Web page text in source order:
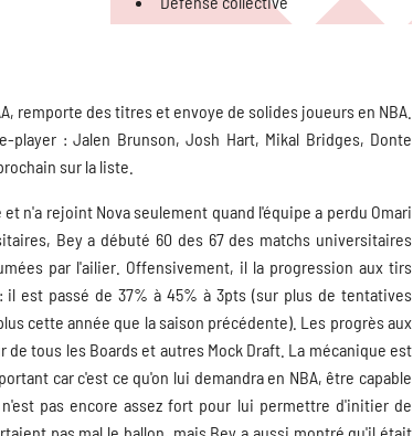
remporte des titres et envoye de solides joueurs en NBA.
: Jalen Brunson, Josh Hart, Mikal Bridges, Donte
sur la liste.
n'a rejoint Nova seulement quand l'équipe a perdu Omari
Bey a débuté 60 des 67 des matchs universitaires
par l'ailier. Offensivement, il la progression aux tirs
est passé de 37% à 45% à 3pts (sur plus de tentatives
cette année que la saison précédente). Les progrès aux
tous les Boards et autres Mock Draft. La mécanique est
car c'est ce qu'on lui demandra en NBA, être capable
pas encore assez fort pour lui permettre d'initier de